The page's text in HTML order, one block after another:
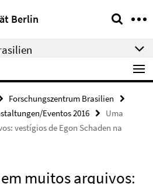
Berlin
Forschungszentrum Brasilien
Eventos 2016
Uma
vestígios de Egon Schaden na
muitos arquivos: